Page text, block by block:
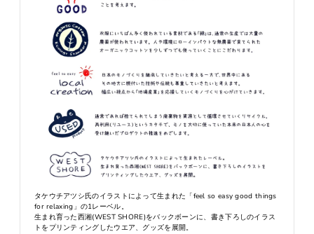
タケウチアツシ氏のイラストによって生まれた「feel so easy good things
for relaxing」の1レーベル。
生まれ育った西湘(WEST SHORE)をバックボーンに、書き下ろしのイラス
トをプリンティングしたウエア、グッズを展開。